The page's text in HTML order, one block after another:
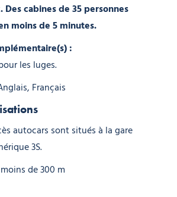
cabines de 35 personnes
moins de 5 minutes.
:
les luges.
Français
autocars sont situés à la gare
3S.
de 300 m